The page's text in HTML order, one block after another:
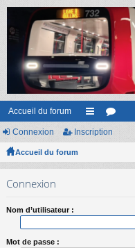
Accueil du forum
ac
s
or
Connexion Inscription
Accueil du forum
Connexion
Nom d’utilisateur :
Mot de passe :